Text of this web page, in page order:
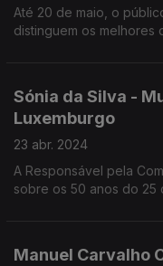
Até 20 de maio, o
distinguem os melhores
Sónia da Silva -
Luxemburgo
23 abr. 2024
A Responsável pela
sobre os 50 anos do 25
Manuel Carvalho